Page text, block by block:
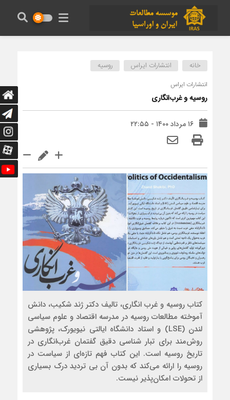
خانه انتشارات ایراس روسیه
انتشارات ایراس
روسیه و غرب‌انگاری
۱۶ مرداد ۱۴۰۰ - ۲۲:۵۵
کتاب روسیه و غرب انگاری، تالیف دکتر ژند شکیب، دانش
آموخته مطالعات روسیه در مدرسه اقتصاد و علوم سیاسی
لندن (LSE) و استاد دانشگاه ایالتی نیویورک، پژوهشی
روش‌مند برای تبار شناسی دقیق گفتمان غرب‌انگاری در
تاریخ روسیه است. این کتاب فهم تازه‌ای از سیاست در
روسیه را ارائه می‌کند که بدون آن بی تردید درک بسیاری
از تحولات امکان‌پذیر نیست.